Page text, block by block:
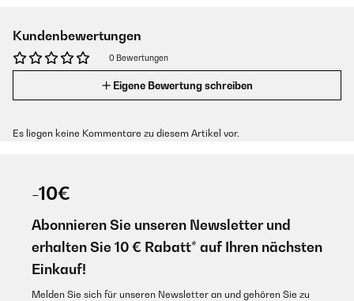
Kundenbewertungen
0 Bewertungen
Eigene Bewertung schreiben
Es liegen keine Kommentare zu diesem Artikel vor.
-10€
Abonnieren Sie unseren Newsletter und
erhalten Sie 10 € Rabatt* auf Ihren nächsten
Einkauf!
Melden Sie sich für unseren Newsletter an und gehören Sie zu